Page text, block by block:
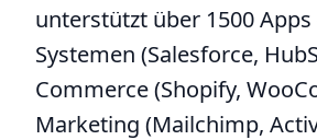
unterstützt über 1500 Apps
Systemen (Salesforce,
Commerce (Shopify,
Marketing (Mailchimp,